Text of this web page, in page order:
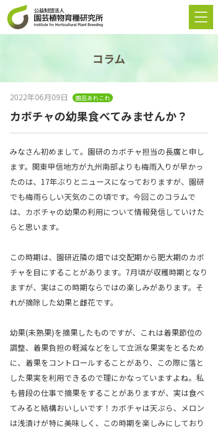
コラム
2022年06月09日 園芸あれこれ
カボチャの幼果食べてみませんか？
みなさん初めまして。園研のカボチャ担当の長廣と申し
ます。関東甲信地方が九州南部よりも梅雨入りが早かっ
たのは、 17年ぶりとニュースになっておりますが、園研
でも梅雨らしい天気のこの頃です。今回このコラムで
は、カボチャの幼果の利用について情報発信していけた
らと思います。
この時期は、園研近隣の畑では交配期から肥大期のカボ
チャを目にすることがあります。 7月頃が収穫時期となり
ますが、実はこの時期ならではの楽しみがあります。そ
れが摘除した幼果と雌花です。
幼果(未熟果)を摘果したものですが、これは着果節位の
調整、着果負担の軽減などをして立派な果実をとるため
に、着果をコントロールすることがあり、この際に落と
した果実を利用できるので理にかなっていますよね。私
も普段の仕事で摘果をすることがありますが、実は食べ
てみると結構おいしいです！カボチャは天ぷら、メロン
は浅漬けが特に美味しく、この時期を楽しみにしており